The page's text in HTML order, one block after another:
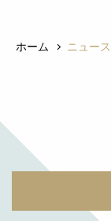
ホーム ニュース